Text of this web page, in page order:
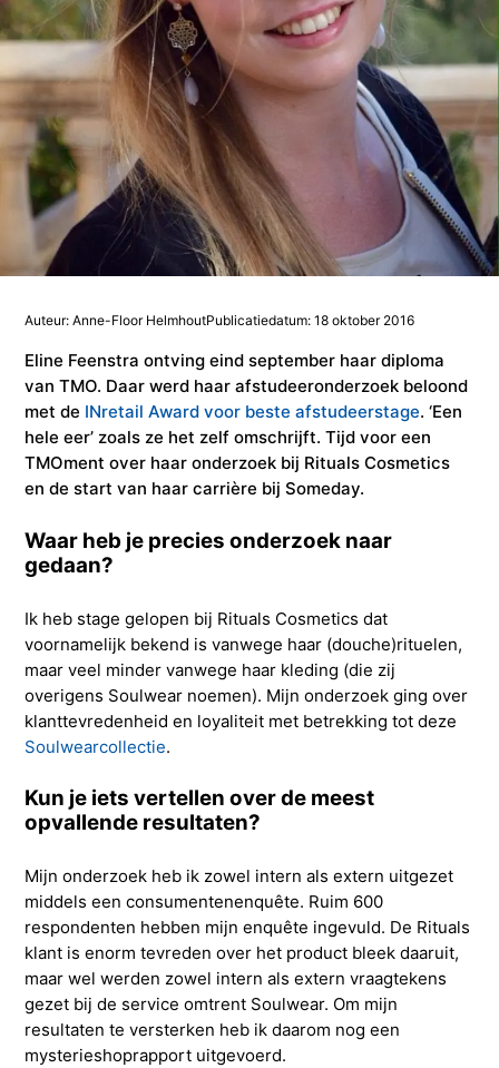
Studieadvisering
INretail Entrepreneur Award
Kosten
Studiefinanciering
Algemene voorwaarden
Op kamers in Doorn
Studentenvereniging
Doorstromen van MBO naar HBO
INFOcenter
DevelopmentLAB
Contactpersonen
Onze docenten
Studieadvisering
Studiefinanciering
Algemene voorwaarden
Op kamers in Doorn
Studentenvereniging
Doorstromen van MBO naar HBO | Ad
Doorstuderen
Let’s stay in touch
Vacatures in fashion
Adviesorganen & commissies
Werken bij TMO
Stagebedrijven
Samenwerkingspartners
FAQ
Contact
Mijn TMO
Auteur: Anne-Floor HelmhoutPublicatiedatum: 18 oktober 2016
Eline Feenstra ontving eind september haar diploma
van TMO. Daar werd haar afstudeeronderzoek beloond
met de INretail Award voor beste afstudeerstage. ‘Een
hele eer’ zoals ze het zelf omschrijft. Tijd voor een
TMOment over haar onderzoek bij Rituals Cosmetics
en de start van haar carrière bij Someday.
Waar heb je precies onderzoek naar
gedaan?
Ik heb stage gelopen bij Rituals Cosmetics dat
voornamelijk bekend is vanwege haar (douche)rituelen,
maar veel minder vanwege haar kleding (die zij
overigens Soulwear noemen). Mijn onderzoek ging over
klanttevredenheid en loyaliteit met betrekking tot deze
Soulwearcollectie.
Kun je iets vertellen over de meest
opvallende resultaten?
Mijn onderzoek heb ik zowel intern als extern uitgezet
middels een consumentenenquête. Ruim 600
respondenten hebben mijn enquête ingevuld. De Rituals
klant is enorm tevreden over het product bleek daaruit,
maar wel werden zowel intern als extern vraagtekens
gezet bij de service omtrent Soulwear. Om mijn
resultaten te versterken heb ik daarom nog een
mysterieshoprapport uitgevoerd.